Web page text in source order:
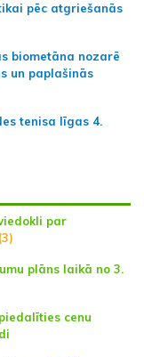
pēc atgriešanās
biometāna nozarē
un paplašinās
tenisa līgas 4.
par
(3)
plāns laikā no 3.
cenu